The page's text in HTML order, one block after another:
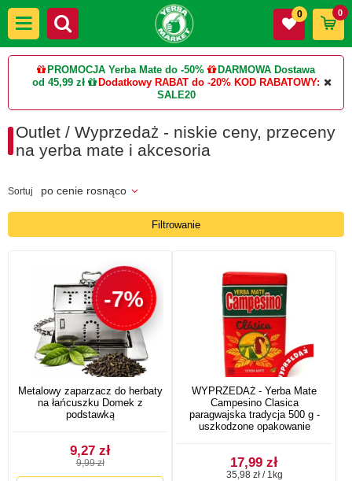
PROMOCJA Yerba Mate do -50%
DARMOWA Dostawa
od 45,99 zł
Dodatkowy RABAT do -20% KOD RABATOWY:
SALE20
0 0
Outlet / Wyprzedaż - niskie ceny, przeceny
na yerba mate i akcesoria
Sortuj po cenie rosnąco
Filtrowanie
-7%
Metalowy zaparzacz do herbaty
na łańcuszku Domek z
podstawką
9,27 zł
9,99 zł
WYPRZEDAŻ - Yerba Mate
Campesino Clasica
paragwajska tradycja 500 g -
uszkodzone opakowanie
17,99 zł
35,98 zł / 1kg